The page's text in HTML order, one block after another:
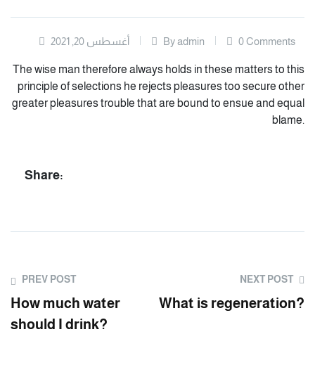
أغسطس 20, 2021 By admin 0 Comments
The wise man therefore always holds in these matters to this
principle of selections he rejects pleasures too secure other
greater pleasures trouble that are bound to ensue and equal
blame.
Share:
PREV POST
How much water
should I drink?
NEXT POST
What is regeneration?